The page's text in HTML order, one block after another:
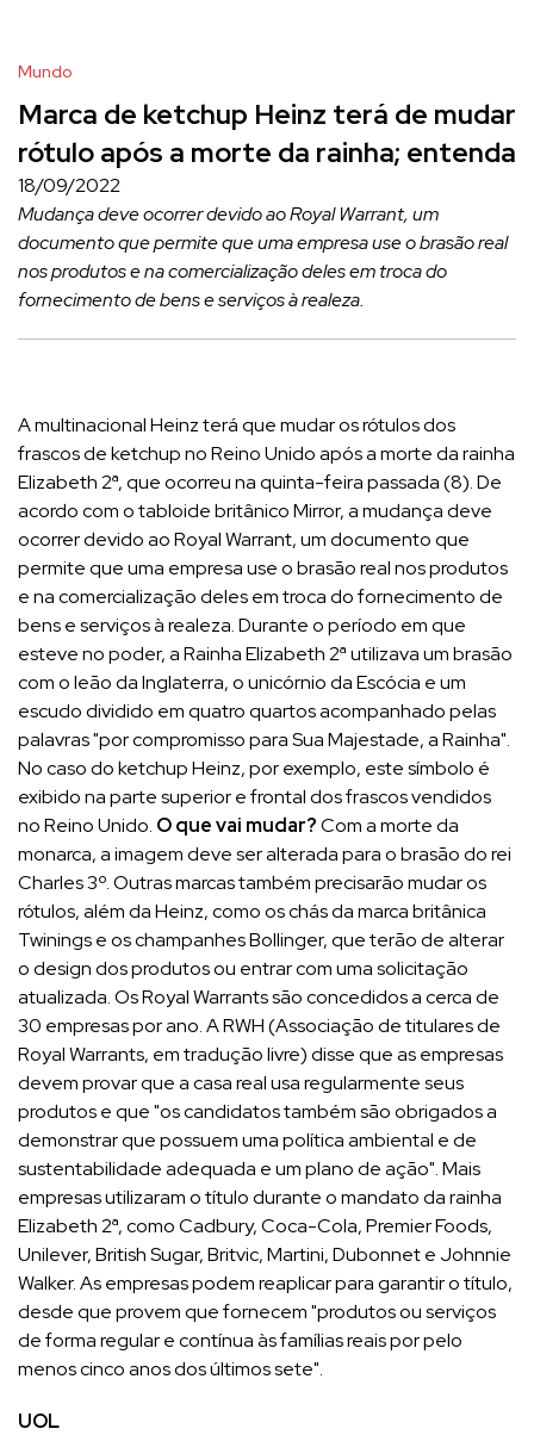
Mundo
Marca de ketchup Heinz terá de mudar
rótulo após a morte da rainha; entenda
18/09/2022
Mudança deve ocorrer devido ao Royal Warrant, um
documento que permite que uma empresa use o brasão real
nos produtos e na comercialização deles em troca do
fornecimento de bens e serviços à realeza.
A multinacional Heinz terá que mudar os rótulos dos
frascos de ketchup no Reino Unido após a morte da rainha
Elizabeth 2ª, que ocorreu na quinta-feira passada (8). De
acordo com o tabloide britânico Mirror, a mudança deve
ocorrer devido ao Royal Warrant, um documento que
permite que uma empresa use o brasão real nos produtos
e na comercialização deles em troca do fornecimento de
bens e serviços à realeza. Durante o período em que
esteve no poder, a Rainha Elizabeth 2ª utilizava um brasão
com o leão da Inglaterra, o unicórnio da Escócia e um
escudo dividido em quatro quartos acompanhado pelas
palavras "por compromisso para Sua Majestade, a Rainha".
No caso do ketchup Heinz, por exemplo, este símbolo é
exibido na parte superior e frontal dos frascos vendidos
no Reino Unido. O que vai mudar?Com a morte da
monarca, a imagem deve ser alterada para o brasão do rei
Charles 3º. Outras marcas também precisarão mudar os
rótulos, além da Heinz, como os chás da marca britânica
Twinings e os champanhes Bollinger, que terão de alterar
o design dos produtos ou entrar com uma solicitação
atualizada. Os Royal Warrants são concedidos a cerca de
30 empresas por ano. A RWH (Associação de titulares de
Royal Warrants, em tradução livre) disse que as empresas
devem provar que a casa real usa regularmente seus
produtos e que "os candidatos também são obrigados a
demonstrar que possuem uma política ambiental e de
sustentabilidade adequada e um plano de ação". Mais
empresas utilizaram o título durante o mandato da rainha
Elizabeth 2ª, como Cadbury, Coca-Cola, Premier Foods,
Unilever, British Sugar, Britvic, Martini, Dubonnet e Johnnie
Walker. As empresas podem reaplicar para garantir o título,
desde que provem que fornecem "produtos ou serviços
de forma regular e contínua às famílias reais por pelo
menos cinco anos dos últimos sete".
UOL